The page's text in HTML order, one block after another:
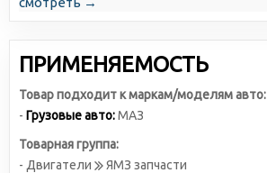
ПРИМЕНЯЕМОСТЬ
Товар подходит к маркам/моделям авто:
- Грузовые авто:МАЗ
Товарная группа:
- Двигатели
ЯМЗ запчасти